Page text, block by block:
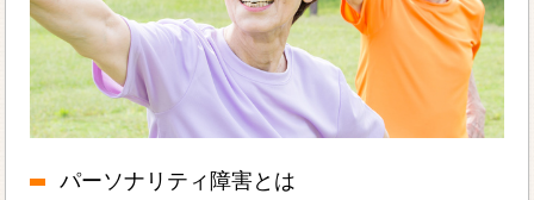
パーソナリティ障害とは